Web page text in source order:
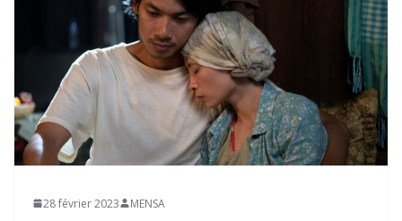
28 février 2023 MENSA